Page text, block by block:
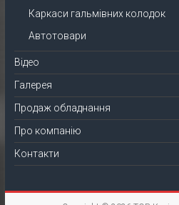
Каркаси гальмівних колодок
Автотовари
Відео
Галерея
Продаж обладнання
Про компанію
Контакти